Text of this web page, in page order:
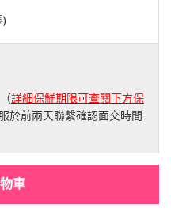
詳細保鮮期限可查閱下方保
於前兩天聯繫確認面交時間
車